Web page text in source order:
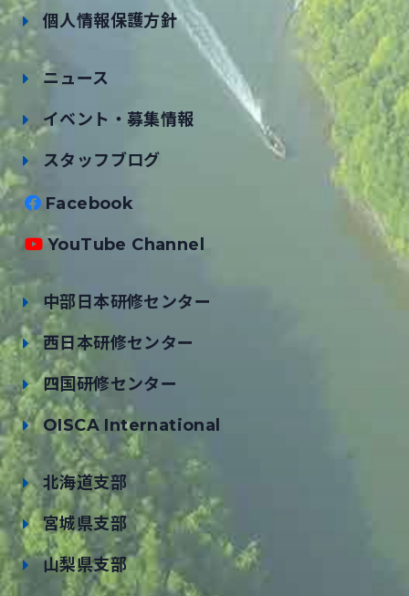
個人情報保護方針
ニュース
イベント・募集情報
スタッフブログ
Facebook
YouTube Channel
中部日本研修センター
西日本研修センター
四国研修センター
OISCA International
北海道支部
宮城県支部
山梨県支部